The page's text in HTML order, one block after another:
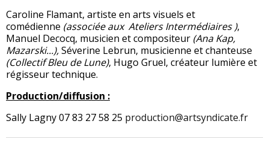
Caroline Flamant, artiste en arts visuels et
comédienne (associée aux Ateliers Intermédiaires),
Manuel Decocq, musicien et compositeur (Ana Kap,
Mazarski...),Séverine Lebrun, musicienne et chanteuse
(Collectif Bleu de Lune), Hugo Gruel, créateur lumière et
régisseur technique.
Production/diffusion :
Sally Lagny 07 83 27 58 25 production@artsyndicate.fr